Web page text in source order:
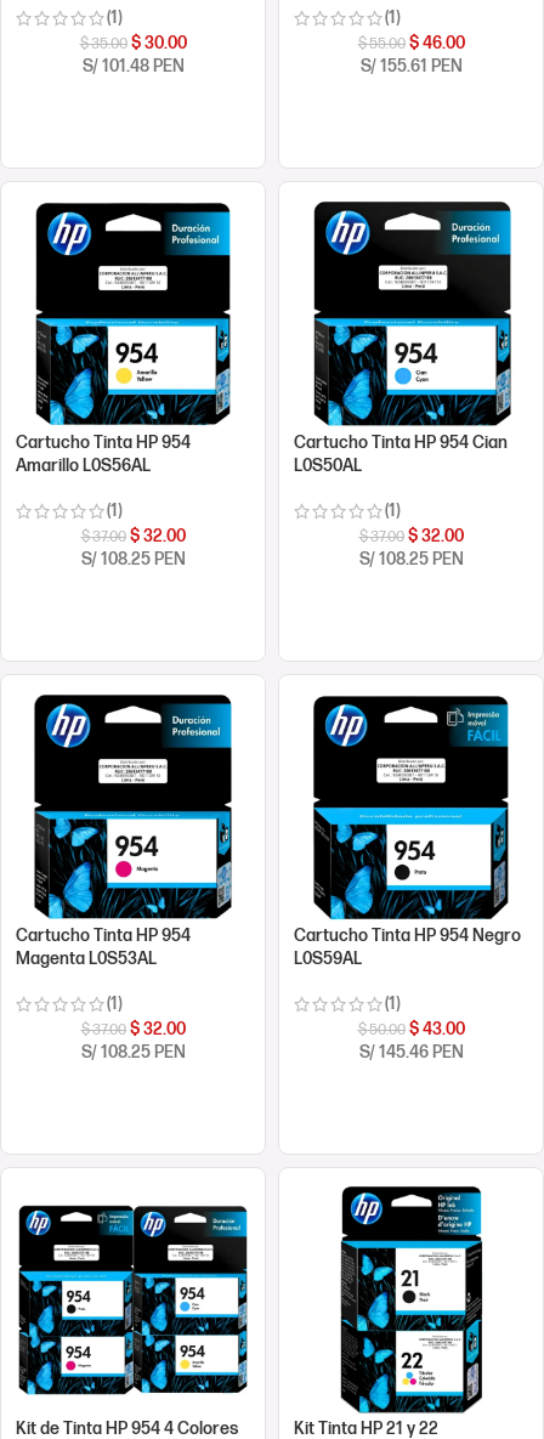
(1)
$35.00 $30.00
S/ 101.48 PEN
(1)
$55.00 $46.00
S/ 155.61 PEN
Cartucho Tinta HP 954
Amarillo L0S56AL
(1)
$37.00 $32.00
S/ 108.25 PEN
Cartucho Tinta HP 954 Cian
L0S50AL
(1)
$37.00 $32.00
S/ 108.25 PEN
Cartucho Tinta HP 954
Magenta L0S53AL
(1)
$37.00 $32.00
S/ 108.25 PEN
Cartucho Tinta HP 954 Negro
L0S59AL
(1)
$50.00 $43.00
S/ 145.46 PEN
Kit de Tinta HP 954 4 Colores Kit Tinta HP 21 y 22